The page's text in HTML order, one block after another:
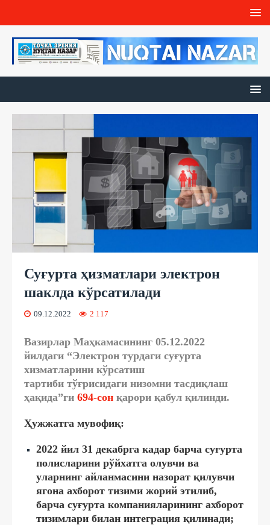
Суғурта ҳизматлари электрон
шаклда кўрсатилади
09.12.2022 2 117
Вазирлар Маҳкамасининг 05.12.2022
йилдаги “Электрон турдаги суғурта
хизматларини кўрсатиш
тартиби тўғрисидаги низомни тасдиқлаш
ҳақида”ги 694-сон қарори қабул қилинди.
Ҳужжатга мувофиқ:
2022 йил 31 декабрга кадар барча суғурта
полисларини рўйхатга олувчи ва
уларнинг айланмасини назорат қилувчи
ягона ахборот тизими жорий этилиб,
барча суғурта компанияларининг ахборот
тизимлари билан интеграция қилинади;